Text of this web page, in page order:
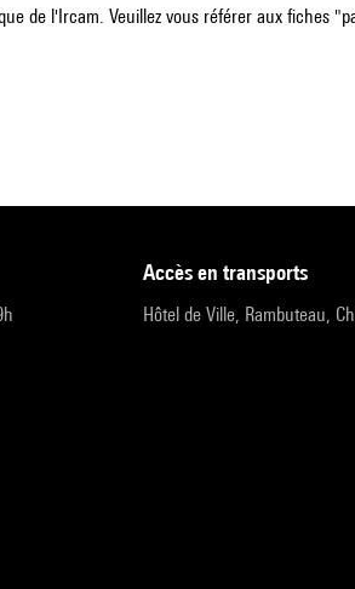
de l'Ircam. Veuillez vous référer aux fiches
accès en transports
Hôtel de Ville, Rambuteau,